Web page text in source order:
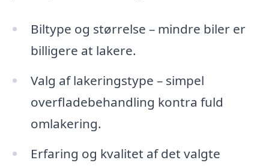
Biltype og størrelse – mindre biler er
billigere at lakere.
Valg af lakeringstype – simpel
overfladebehandling kontra fuld
omlakering.
Erfaring og kvalitet af det valgte